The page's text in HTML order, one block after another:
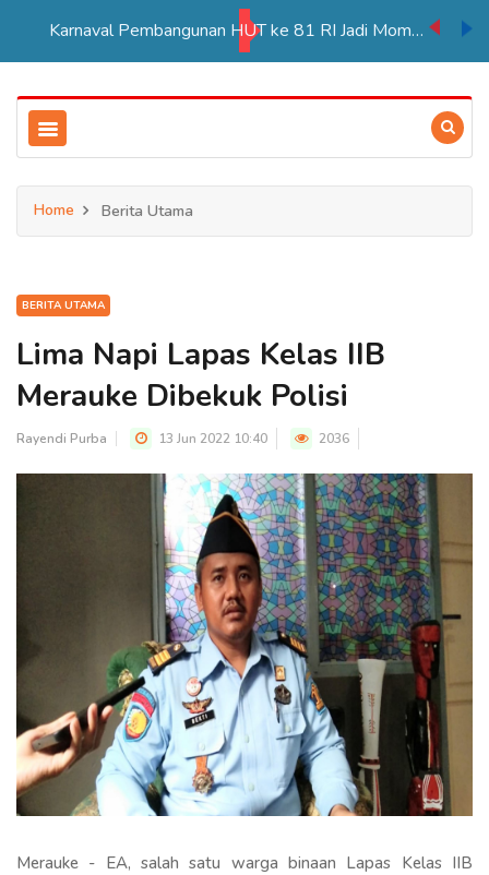
Karnaval Pembangunan HUT ke 81 RI Jadi Momentum Perkuat Persatuan di Merauke
Home Berita Utama
BERITA UTAMA
Lima Napi Lapas Kelas IIB
Merauke Dibekuk Polisi
Rayendi Purba 13 Jun 2022 10:40 2036
Merauke - EA, salah satu warga binaan Lapas Kelas IIB